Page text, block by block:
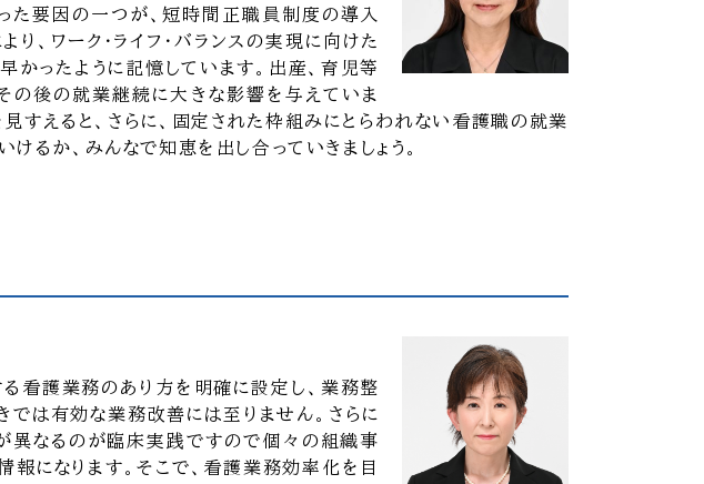
た要因の一つが、短時間正職員制度の導入
り、ワーク・ライフ・バランスの実現に向けた
ったように記憶しています。出産、育児等
の後の就業継続に大きな影響を与えていま
すえると、さらに、固定された枠組みにとらわれない看護職の就業
るか、みんなで知恵を出し合っていきましょう。
看護業務のあり方を明確に設定し、業務整
は有効な業務改善には至りません。さらに
異なるのが臨床実践ですので個々の組織事
になります。そこで、看護業務効率化を目